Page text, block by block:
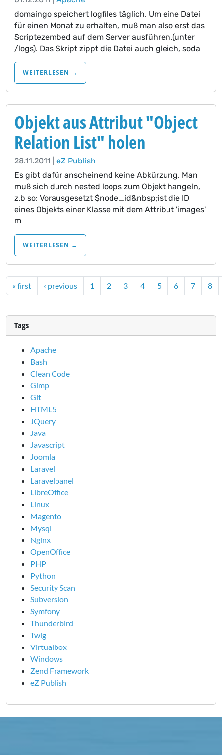
domaingo speichert logfiles täglich. Um eine Datei
für einen Monat zu erhalten, muß man also erst das
Scriptezembed auf dem Server ausführen.(unter
/logs). Das Skript zippt die Datei auch gleich, soda
WEITERLESEN →
Objekt aus Attribut "Object
Relation List" holen
28.11.2011 | eZ Publish
Es gibt dafür anscheinend keine Abkürzung. Man
muß sich durch nested loops zum Objekt hangeln,
z.b so: Vorausgesetzt $node_id&nbsp;ist die ID
eines Objekts einer Klasse mit dem Attribut 'images'
m
WEITERLESEN →
« first ‹ previous 1 2 3 4 5 6 7 8
Tags
Apache
Bash
Clean Code
Gimp
Git
HTML5
JQuery
Java
Javascript
Joomla
Laravel
Laravelpanel
LibreOffice
Linux
Magento
Mysql
Nginx
OpenOffice
PHP
Python
Security Scan
Subversion
Symfony
Thunderbird
Twig
Virtualbox
Windows
Zend Framework
eZ Publish